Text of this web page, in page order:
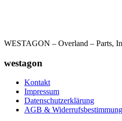
WESTAGON – Overland – Parts,
westagon
Kontakt
Impressum
Datenschutzerklärung
AGB &